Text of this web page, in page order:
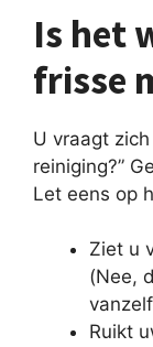
Is het
frisse
U vraagt
reiniging?”
Let eens op
Ziet u
(Nee,
Ruikt